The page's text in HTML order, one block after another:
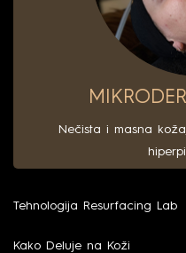
Nečista i masna
Tehnologija Resurfacing Lab
Kako Deluje na Koži